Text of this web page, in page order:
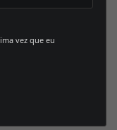
vez que eu